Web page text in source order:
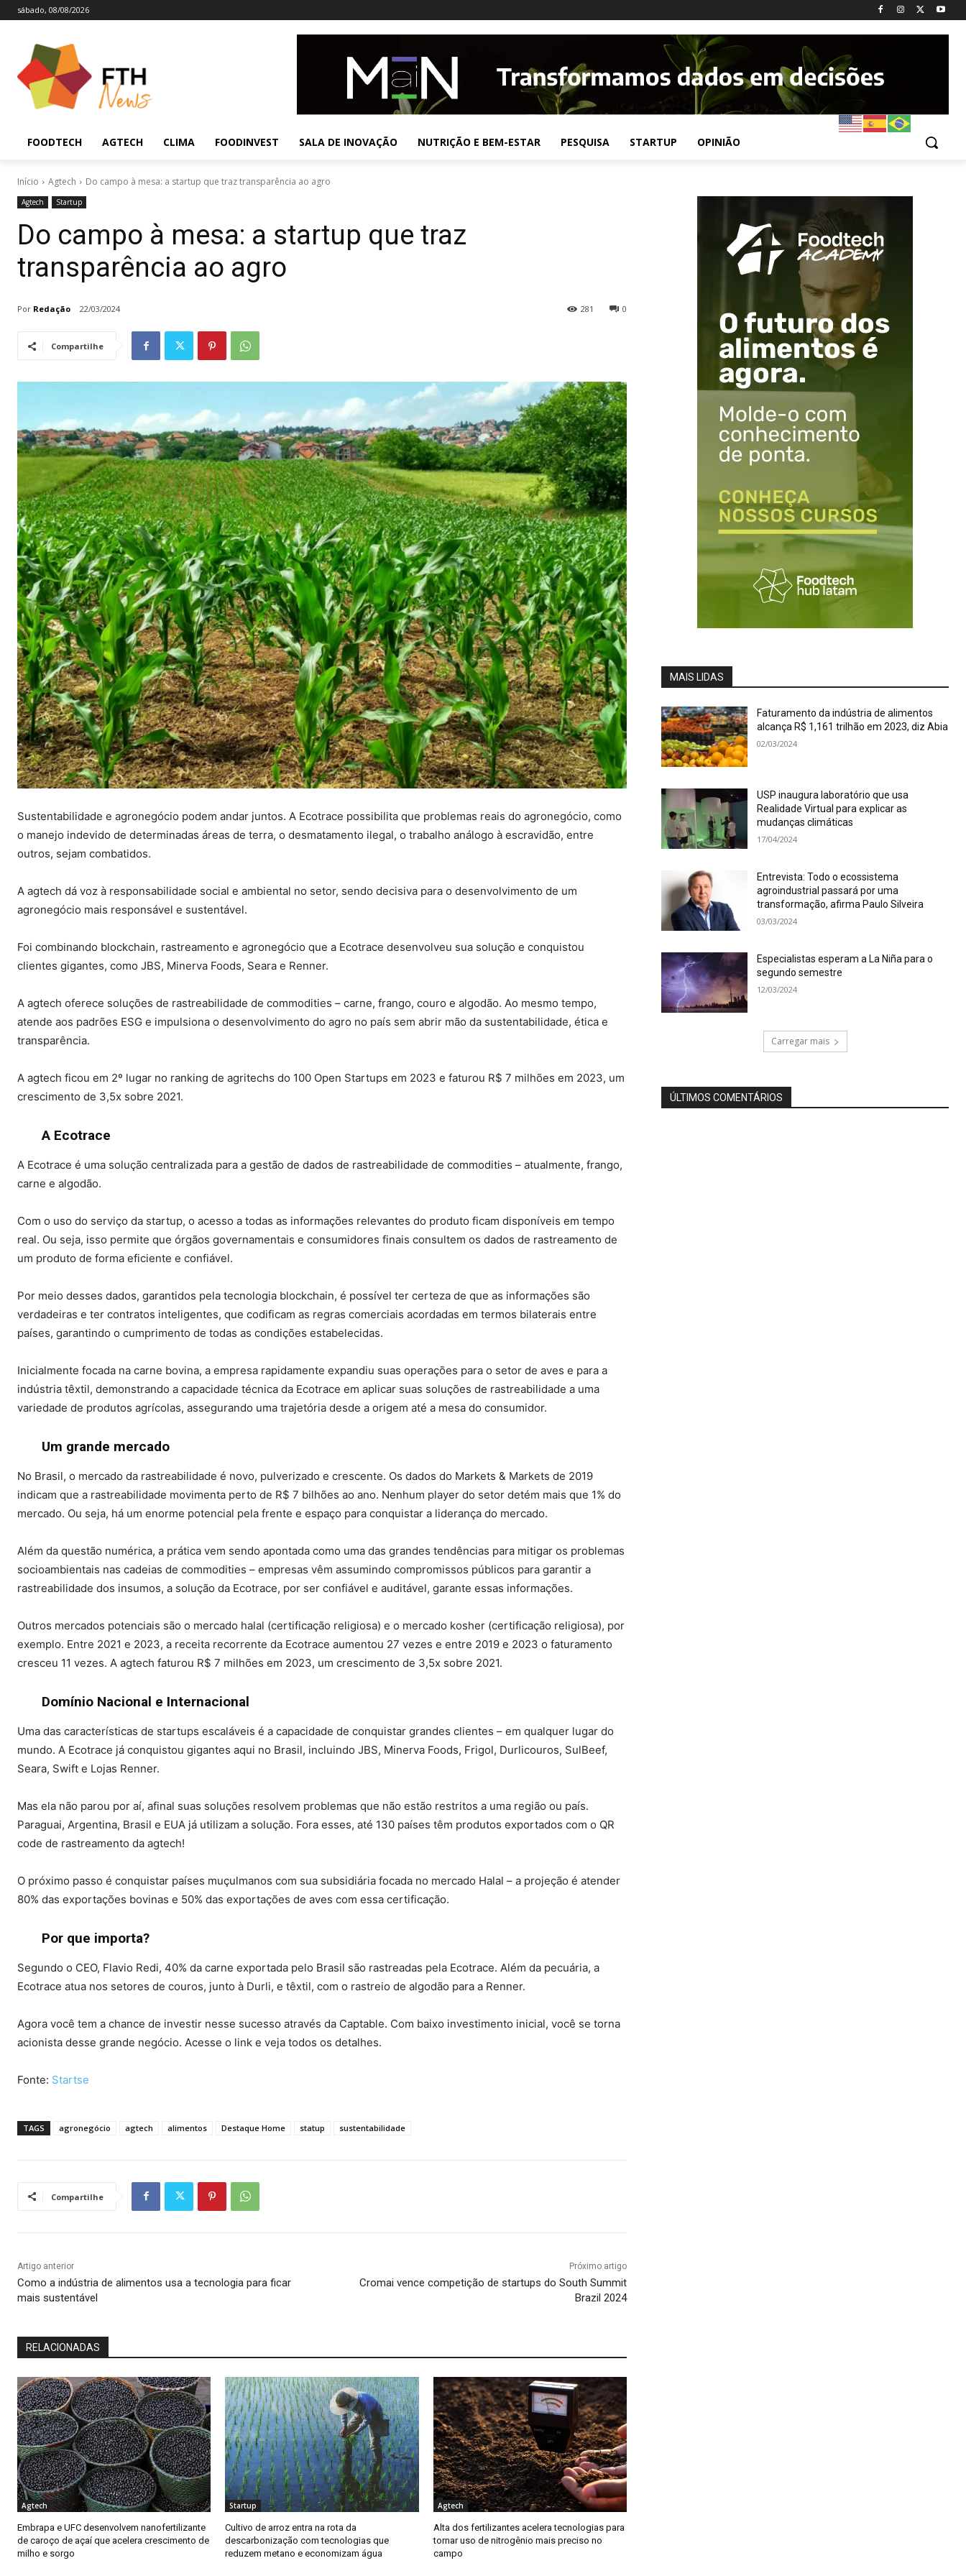
sábado, 08/08/2026
FOODTECH AGTECH CLIMA FOODINVEST SALA DE INOVAÇÃO NUTRIÇÃO E BEM-ESTAR PESQUISA STARTUP OPINIÃO
Início Agtech Do campo à mesa: a startup que traz transparência ao agro
Agtech Startup
Do campo à mesa: a startup que traz
transparência ao agro
Por Redação 22/03/2024 0
281
Compartilhe
Sustentabilidade e agronegócio podem andar juntos. A Ecotrace possibilita que problemas reais do agronegócio, como
o manejo indevido de determinadas áreas de terra, o desmatamento ilegal, o trabalho análogo à escravidão, entre
outros, sejam combatidos.
A agtech dá voz à responsabilidade social e ambiental no setor, sendo decisiva para o desenvolvimento de um
agronegócio mais responsável e sustentável.
Foi combinando blockchain, rastreamento e agronegócio que a Ecotrace desenvolveu sua solução e conquistou
clientes gigantes, como JBS, Minerva Foods, Seara e Renner.
A agtech oferece soluções de rastreabilidade de commodities – carne, frango, couro e algodão. Ao mesmo tempo,
atende aos padrões ESG e impulsiona o desenvolvimento do agro no país sem abrir mão da sustentabilidade, ética e
transparência.
A agtech ficou em 2º lugar no ranking de agritechs do 100 Open Startups em 2023 e faturou R$ 7 milhões em 2023, um
crescimento de 3,5x sobre 2021.
A Ecotrace
A Ecotrace é uma solução centralizada para a gestão de dados de rastreabilidade de commodities – atualmente, frango,
carne e algodão.
Com o uso do serviço da startup, o acesso a todas as informações relevantes do produto ficam disponíveis em tempo
real. Ou seja, isso permite que órgãos governamentais e consumidores finais consultem os dados de rastreamento de
um produto de forma eficiente e confiável.
Por meio desses dados, garantidos pela tecnologia blockchain, é possível ter certeza de que as informações são
verdadeiras e ter contratos inteligentes, que codificam as regras comerciais acordadas em termos bilaterais entre
países, garantindo o cumprimento de todas as condições estabelecidas.
Inicialmente focada na carne bovina, a empresa rapidamente expandiu suas operações para o setor de aves e para a
indústria têxtil, demonstrando a capacidade técnica da Ecotrace em aplicar suas soluções de rastreabilidade a uma
variedade de produtos agrícolas, assegurando uma trajetória desde a origem até a mesa do consumidor.
Um grande mercado
No Brasil, o mercado da rastreabilidade é novo, pulverizado e crescente. Os dados do Markets & Markets de 2019
indicam que a rastreabilidade movimenta perto de R$ 7 bilhões ao ano. Nenhum player do setor detém mais que 1% do
mercado. Ou seja, há um enorme potencial pela frente e espaço para conquistar a liderança do mercado.
Além da questão numérica, a prática vem sendo apontada como uma das grandes tendências para mitigar os problemas
socioambientais nas cadeias de commodities – empresas vêm assumindo compromissos públicos para garantir a
rastreabilidade dos insumos, a solução da Ecotrace, por ser confiável e auditável, garante essas informações.
Outros mercados potenciais são o mercado halal (certificação religiosa) e o mercado kosher (certificação religiosa), por
exemplo. Entre 2021 e 2023, a receita recorrente da Ecotrace aumentou 27 vezes e entre 2019 e 2023 o faturamento
cresceu 11 vezes. A agtech faturou R$ 7 milhões em 2023, um crescimento de 3,5x sobre 2021.
Domínio Nacional e Internacional
Uma das características de startups escaláveis é a capacidade de conquistar grandes clientes – em qualquer lugar do
mundo. A Ecotrace já conquistou gigantes aqui no Brasil, incluindo JBS, Minerva Foods, Frigol, Durlicouros, SulBeef,
Seara, Swift e Lojas Renner.
Mas ela não parou por aí, afinal suas soluções resolvem problemas que não estão restritos a uma região ou país.
Paraguai, Argentina, Brasil e EUA já utilizam a solução. Fora esses, até 130 países têm produtos exportados com o QR
code de rastreamento da agtech!
O próximo passo é conquistar países muçulmanos com sua subsidiária focada no mercado Halal – a projeção é atender
80% das exportações bovinas e 50% das exportações de aves com essa certificação.
Por que importa?
Segundo o CEO, Flavio Redi, 40% da carne exportada pelo Brasil são rastreadas pela Ecotrace. Além da pecuária, a
Ecotrace atua nos setores de couros, junto à Durli, e têxtil, com o rastreio de algodão para a Renner.
Agora você tem a chance de investir nesse sucesso através da Captable. Com baixo investimento inicial, você se torna
acionista desse grande negócio. Acesse o link e veja todos os detalhes.
Fonte: Startse
TAGS agronegócio agtech alimentos Destaque Home statup sustentabilidade
Compartilhe
Artigo anterior
Como a indústria de alimentos usa a tecnologia para ficar
mais sustentável
Próximo artigo
Cromai vence competição de startups do South Summit
Brazil 2024
RELACIONADAS
Agtech
Embrapa e UFC desenvolvem nanofertilizante
de caroço de açaí que acelera crescimento de
milho e sorgo
Startup
Cultivo de arroz entra na rota da
descarbonização com tecnologias que
reduzem metano e economizam água
Agtech
Alta dos fertilizantes acelera tecnologias para
tornar uso de nitrogênio mais preciso no
campo
MAIS LIDAS
Faturamento da indústria de alimentos
alcança R$ 1,161 trilhão em 2023, diz Abia
02/03/2024
USP inaugura laboratório que usa
Realidade Virtual para explicar as
mudanças climáticas
17/04/2024
Entrevista: Todo o ecossistema
agroindustrial passará por uma
transformação, afirma Paulo Silveira
03/03/2024
Especialistas esperam a La Niña para o
segundo semestre
12/03/2024
Carregar mais
ÚLTIMOS COMENTÁRIOS